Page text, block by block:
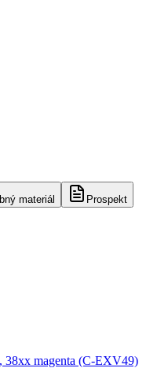
materiál Prospekt
38xx magenta (C-EXV49)